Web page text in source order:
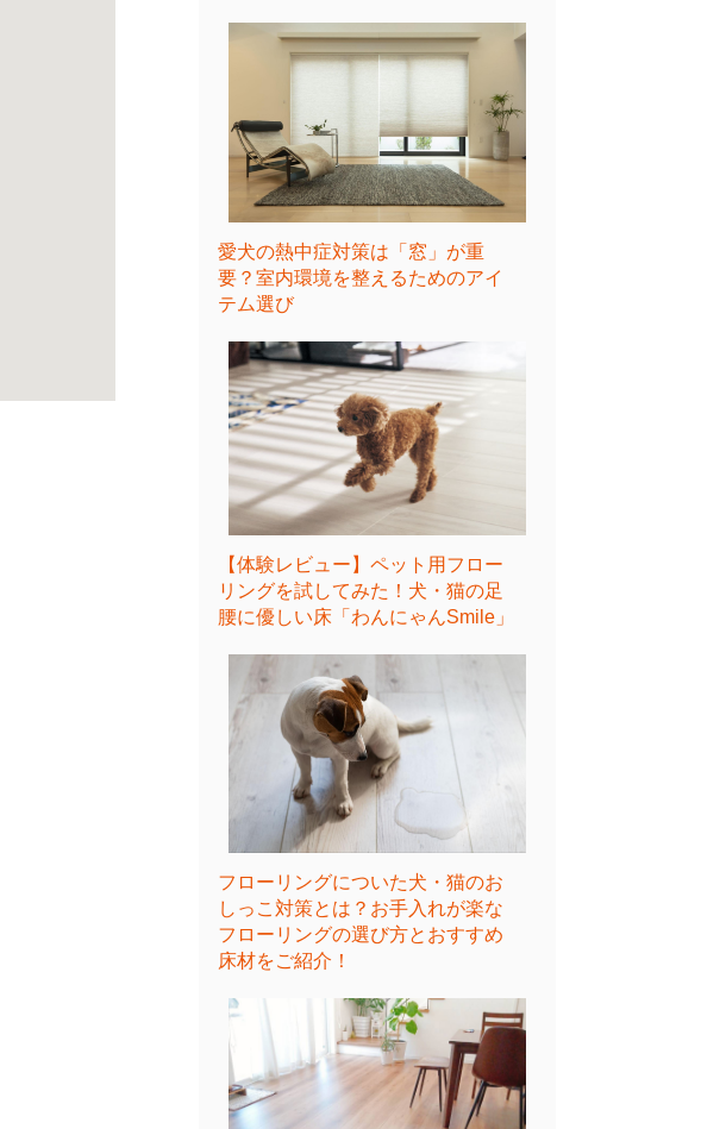
愛犬の熱中症対策は「窓」が重
要？室内環境を整えるためのアイ
テム選び
【体験レビュー】ペット用フロー
リングを試してみた！犬・猫の足
腰に優しい床「わんにゃんSmile」
フローリングについた犬・猫のお
しっこ対策とは？お手入れが楽な
フローリングの選び方とおすすめ
床材をご紹介！